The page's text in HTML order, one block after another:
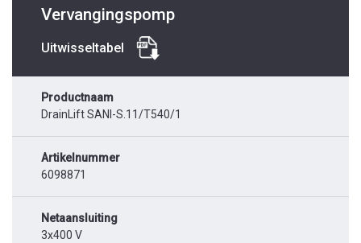
Vervangingspomp
Uitwisseltabel
Productnaam
DrainLift SANI-S.11/T540/1
Artikelnummer
6098871
Netaansluiting
3x400 V